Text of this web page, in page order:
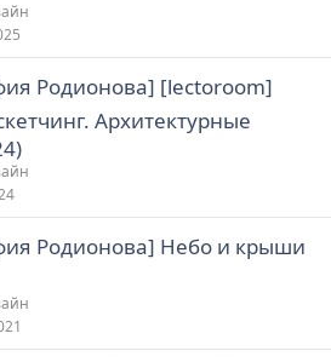
Родионова] [lectoroom]
Архитектурные
Родионова] Небо и крыши